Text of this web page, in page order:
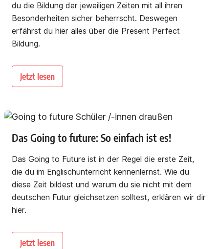
du die Bildung der jeweiligen Zeiten mit all ihren
Besonderheiten sicher beherrscht. Deswegen
erfährst du hier alles über die Present Perfect
Bildung.
Jetzt lesen
Das Going to future: So einfach ist es!
Das Going to Future ist in der Regel die erste Zeit,
die du im Englischunterricht kennenlernst. Wie du
diese Zeit bildest und warum du sie nicht mit dem
deutschen Futur gleichsetzen solltest, erklären wir dir
hier.
Jetzt lesen